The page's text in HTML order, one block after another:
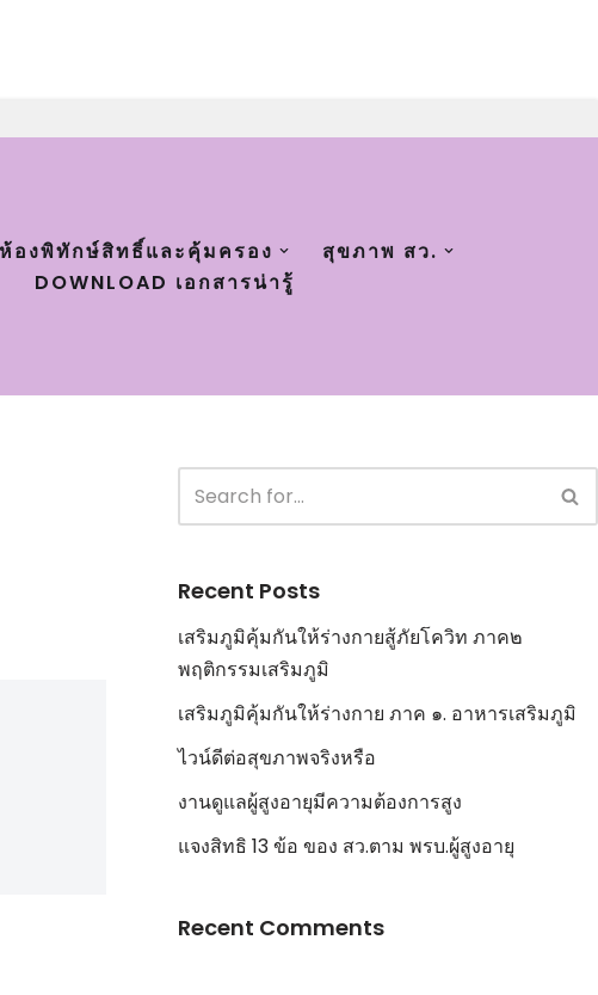
ห้องพิทักษ์สิทธิ์และคุ้มครอง
สุขภาพ สว.
DOWNLOAD เอกสารน่ารู้
Recent Posts
เสริมภูมิคุ้มกันให้ร่างกายสู้ภัยโควิท ภาค๒
พฤติกรรมเสริมภูมิ
เสริมภูมิคุ้มกันให้ร่างกาย ภาค ๑. อาหารเสริมภูมิ
ไวน์ดีต่อสุขภาพจริงหรือ
งานดูแลผู้สูงอายุมีความต้องการสูง
แจงสิทธิ 13 ข้อ ของ สว.ตาม พรบ.ผู้สูงอายุ
Recent Comments